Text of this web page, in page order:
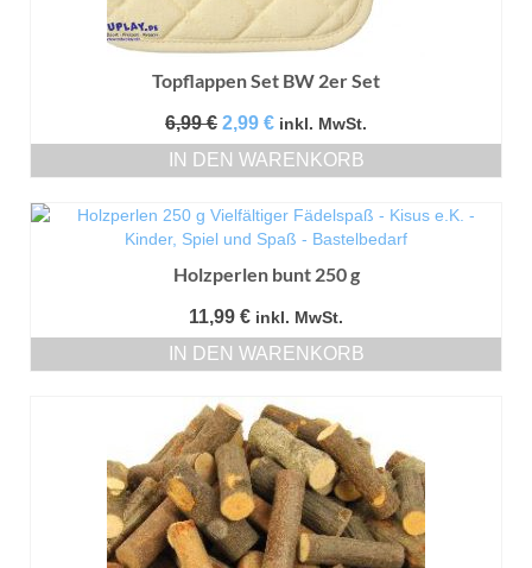
Topflappen Set BW 2er Set
6,99€ Ursprünglicher
Preis
war:
2,99 €Aktueller
Preis
ist:
inkl. MwSt.
IN DEN WARENKORB
Holzperlen bunt 250 g
11,99 € inkl. MwSt.
IN DEN WARENKORB